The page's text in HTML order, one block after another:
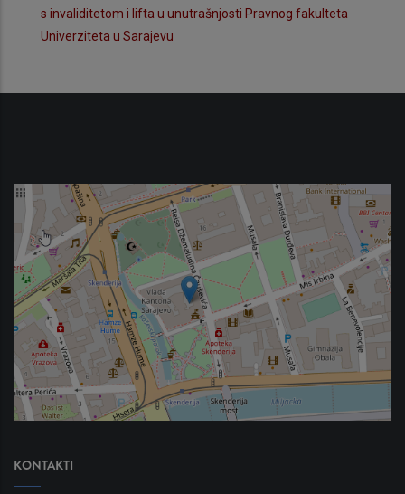
s invaliditetom i lifta u unutrašnjosti Pravnog fakulteta
Univerziteta u Sarajevu
KONTAKTI